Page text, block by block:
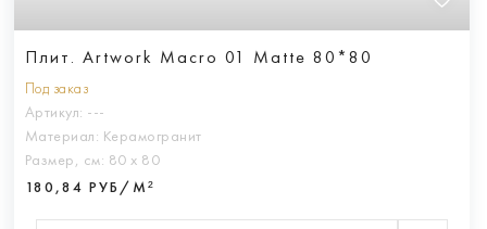
Плит. Artwork Macro 01 Matte 80*80
Под заказ
Артикул: ---
Материал: Керамогранит
Размер, см: 80 х 80
180,84 РУБ/М²